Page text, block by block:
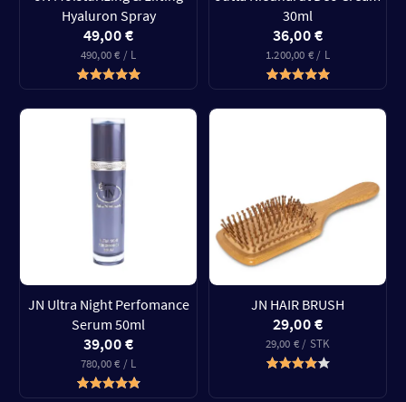
Hyaluron Spray
49,00 €
490,00 € / L
30ml
36,00 €
1.200,00 € / L
JN Ultra Night Perfomance
Serum 50ml
39,00 €
780,00 € / L
JN HAIR BRUSH
29,00 €
29,00 € / STK